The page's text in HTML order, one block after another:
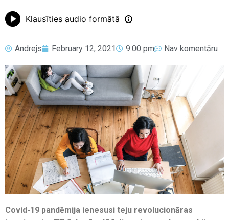
Klausīties audio formātā
Andrejs February 12, 2021 9:00 pm Nav komentāru
Covid-19 pandēmija ienesusi teju revolucionāras